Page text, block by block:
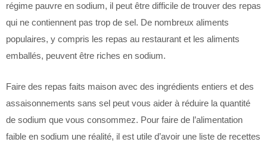
régime pauvre en sodium, il peut être difficile de trouver des repas
qui ne contiennent pas trop de sel. De nombreux aliments
populaires, y compris les repas au restaurant et les aliments
emballés, peuvent être riches en sodium.
Faire des repas faits maison avec des ingrédients entiers et des
assaisonnements sans sel peut vous aider à réduire la quantité
de sodium que vous consommez. Pour faire de l’alimentation
faible en sodium une réalité, il est utile d’avoir une liste de recettes